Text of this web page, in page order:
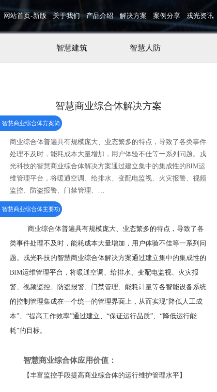
网站首页-新版 关于我们 产品介绍 解决方案 案例分享 戎光资讯
智慧建筑 智慧人防
智慧商业综合体解决方案
智慧商业综合体方案简
介
商业综合体普遍具有规模庞大、业态繁多的特点，导致了各类事件
处理不及时，能耗成本大量增加，用户体验不佳等一系列问题。戎
光科技的智慧商业综合体解决方案通过建立集中的集成性的BIM运
维管理平台，将暖通空调、给排水、变配电监视、火灾报警、视频
监控、防盗报警、门禁管理、…
智慧商业综合体主要功
能
商业综合体普遍具有规模庞大、业态繁多的特点，导致了各
类事件处理不及时，能耗成本大量增加，用户体验不佳等一系列问
题。 戎光科技的智慧商业综合体解决方案通过建立集中的集成性的
BIM运维管理平台， 将暖通空调、给排水、变配电监视、火灾报
警、视频监控、防盗报警、门禁管理、 能耗计量等各智能设备系统
的控制管理集成在一个统一的管理界面上，从而实现“降低人工成
本”、 “提高工作效率”通过建立、 “保证运行品质”、 “降低运行能
耗”的目标。
智慧商业综合体应用价值：
【丰富监控手段提高商业综合体的运行维护管理水平】